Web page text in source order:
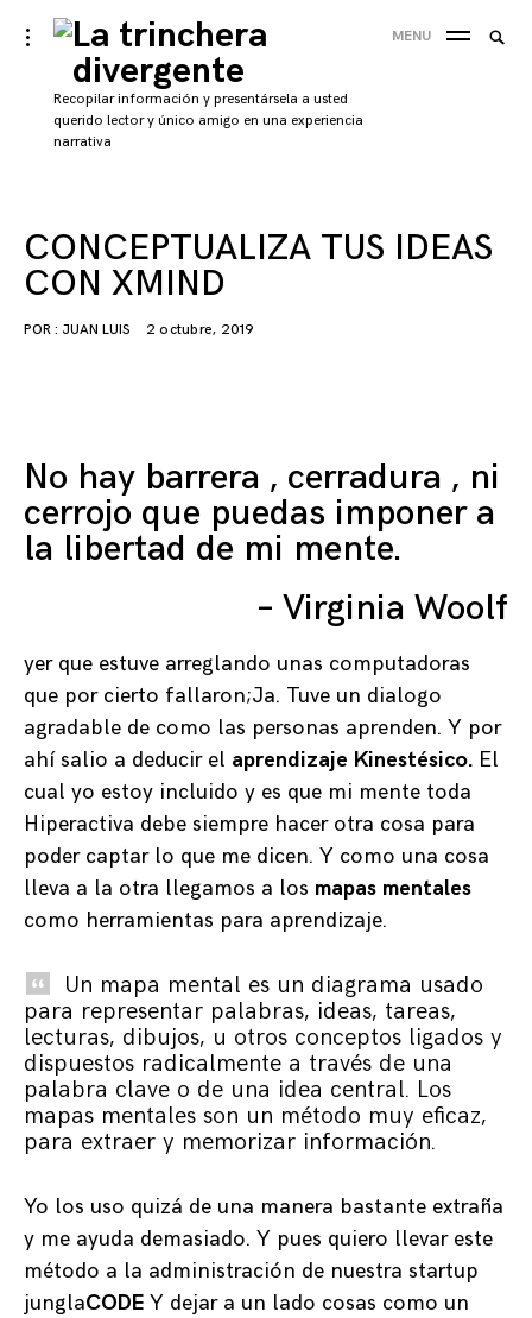
Skip
to
content
La trinchera
divergente
Recopilar información y presentársela a usted
querido lector y único amigo en una experiencia
narrativa
toggle
open/close
sidebar
MENU
CONCEPTUALIZA TUS IDEAS
CON XMIND
POR : JUAN LUIS 2 octubre, 2019
No hay barrera , cerradura , ni
cerrojo que puedas imponer a
la libertad de mi mente.
– Virginia Woolf
yer que estuve arreglando unas computadoras
que por cierto fallaron;Ja. Tuve un dialogo
agradable de como las personas aprenden. Y por
ahí salio a deducir el aprendizaje Kinestésico. El
cual yo estoy incluido y es que mi mente toda
Hiperactiva debe siempre hacer otra cosa para
poder captar lo que me dicen. Y como una cosa
lleva a la otra llegamos a los mapas mentales
como herramientas para aprendizaje.
Un mapa mental es un diagrama usado
para representar palabras, ideas, tareas,
lecturas, dibujos, u otros conceptos ligados y
dispuestos radicalmente a través de una
palabra clave o de una idea central. Los
mapas mentales son un método muy eficaz,
para extraer y memorizar información.
Yo los uso quizá de una manera bastante extraña
y me ayuda demasiado. Y pues quiero llevar este
método a la administración de nuestra startup
junglaCODE Y dejar a un lado cosas como un